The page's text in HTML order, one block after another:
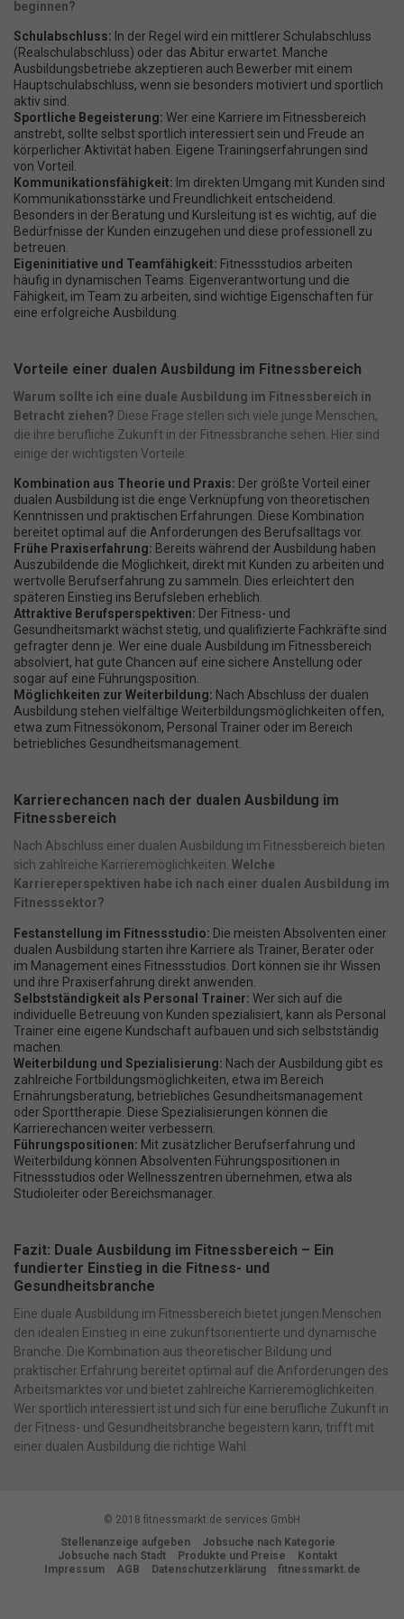
beginnen?
Schulabschluss: In der Regel wird ein mittlerer Schulabschluss
(Realschulabschluss) oder das Abitur erwartet. Manche
Ausbildungsbetriebe akzeptieren auch Bewerber mit einem
Hauptschulabschluss, wenn sie besonders motiviert und sportlich
aktiv sind.
Sportliche Begeisterung: Wer eine Karriere im Fitnessbereich
anstrebt, sollte selbst sportlich interessiert sein und Freude an
körperlicher Aktivität haben. Eigene Trainingserfahrungen sind
von Vorteil.
Kommunikationsfähigkeit: Im direkten Umgang mit Kunden sind
Kommunikationsstärke und Freundlichkeit entscheidend.
Besonders in der Beratung und Kursleitung ist es wichtig, auf die
Bedürfnisse der Kunden einzugehen und diese professionell zu
betreuen.
Eigeninitiative und Teamfähigkeit: Fitnessstudios arbeiten
häufig in dynamischen Teams. Eigenverantwortung und die
Fähigkeit, im Team zu arbeiten, sind wichtige Eigenschaften für
eine erfolgreiche Ausbildung.
Vorteile einer dualen Ausbildung im Fitnessbereich
Warum sollte ich eine duale Ausbildung im Fitnessbereich in
Betracht ziehen? Diese Frage stellen sich viele junge Menschen,
die ihre berufliche Zukunft in der Fitnessbranche sehen. Hier sind
einige der wichtigsten Vorteile:
Kombination aus Theorie und Praxis: Der größte Vorteil einer
dualen Ausbildung ist die enge Verknüpfung von theoretischen
Kenntnissen und praktischen Erfahrungen. Diese Kombination
bereitet optimal auf die Anforderungen des Berufsalltags vor.
Frühe Praxiserfahrung: Bereits während der Ausbildung haben
Auszubildende die Möglichkeit, direkt mit Kunden zu arbeiten und
wertvolle Berufserfahrung zu sammeln. Dies erleichtert den
späteren Einstieg ins Berufsleben erheblich.
Attraktive Berufsperspektiven: Der Fitness- und
Gesundheitsmarkt wächst stetig, und qualifizierte Fachkräfte sind
gefragter denn je. Wer eine duale Ausbildung im Fitnessbereich
absolviert, hat gute Chancen auf eine sichere Anstellung oder
sogar auf eine Führungsposition.
Möglichkeiten zur Weiterbildung: Nach Abschluss der dualen
Ausbildung stehen vielfältige Weiterbildungsmöglichkeiten offen,
etwa zum Fitnessökonom, Personal Trainer oder im Bereich
betriebliches Gesundheitsmanagement.
Karrierechancen nach der dualen Ausbildung im
Fitnessbereich
Nach Abschluss einer dualen Ausbildung im Fitnessbereich bieten
sich zahlreiche Karrieremöglichkeiten. Welche
Karriereperspektiven habe ich nach einer dualen Ausbildung im
Fitnesssektor?
Festanstellung im Fitnessstudio: Die meisten Absolventen einer
dualen Ausbildung starten ihre Karriere als Trainer, Berater oder
im Management eines Fitnessstudios. Dort können sie ihr Wissen
und ihre Praxiserfahrung direkt anwenden.
Selbstständigkeit als Personal Trainer: Wer sich auf die
individuelle Betreuung von Kunden spezialisiert, kann als Personal
Trainer eine eigene Kundschaft aufbauen und sich selbstständig
machen.
Weiterbildung und Spezialisierung: Nach der Ausbildung gibt es
zahlreiche Fortbildungsmöglichkeiten, etwa im Bereich
Ernährungsberatung, betriebliches Gesundheitsmanagement
oder Sporttherapie. Diese Spezialisierungen können die
Karrierechancen weiter verbessern.
Führungspositionen: Mit zusätzlicher Berufserfahrung und
Weiterbildung können Absolventen Führungspositionen in
Fitnessstudios oder Wellnesszentren übernehmen, etwa als
Studioleiter oder Bereichsmanager.
Fazit: Duale Ausbildung im Fitnessbereich – Ein
fundierter Einstieg in die Fitness- und
Gesundheitsbranche
Eine duale Ausbildung im Fitnessbereich bietet jungen Menschen
den idealen Einstieg in eine zukunftsorientierte und dynamische
Branche. Die Kombination aus theoretischer Bildung und
praktischer Erfahrung bereitet optimal auf die Anforderungen des
Arbeitsmarktes vor und bietet zahlreiche Karrieremöglichkeiten.
Wer sportlich interessiert ist und sich für eine berufliche Zukunft in
der Fitness- und Gesundheitsbranche begeistern kann, trifft mit
einer dualen Ausbildung die richtige Wahl.
© 2018 fitnessmarkt.de services GmbH
Stellenanzeige aufgeben
Jobsuche nach Kategorie
Jobsuche nach Stadt
Produkte und Preise
Kontakt
Impressum
AGB Datenschutzerklärung fitnessmarkt.de
weitere Informationen anzeigen lassen und so nur bestimmte
Cookies auswählen.
Alle akzeptieren Speichern
Nur essenzielle Cookies akzeptieren
Zurück
Datenschutzeinstellungen
Essenziell (1)
Essenzielle Cookies ermöglichen grundlegende Funktionen und sind
für die einwandfreie Funktion der Website erforderlich.
Cookie-Informationen anzeigen
Marketing (1)
powered by Borlabs Cookie Datenschutzerklärung Impressum